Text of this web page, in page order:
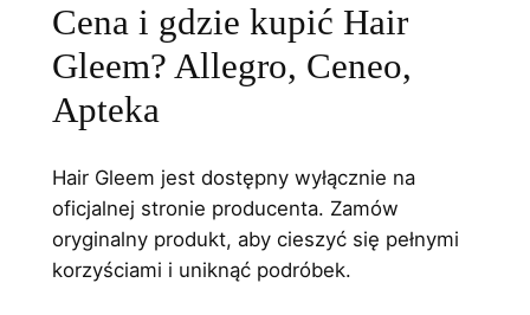
Cena i gdzie kupić Hair
Gleem? Allegro, Ceneo,
Apteka
Hair Gleem jest dostępny wyłącznie na
oficjalnej stronie producenta. Zamów
oryginalny produkt, aby cieszyć się pełnymi
korzyściami i uniknąć podróbek.